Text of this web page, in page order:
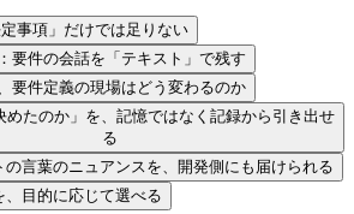
事項」だけでは足りない
要件の会話を「テキスト」で残す
要件定義の現場はどう変わるのか
めたのか」を、記憶ではなく記録から引き出せ
る
の言葉のニュアンスを、開発側にも届けられる
目的に応じて選べる